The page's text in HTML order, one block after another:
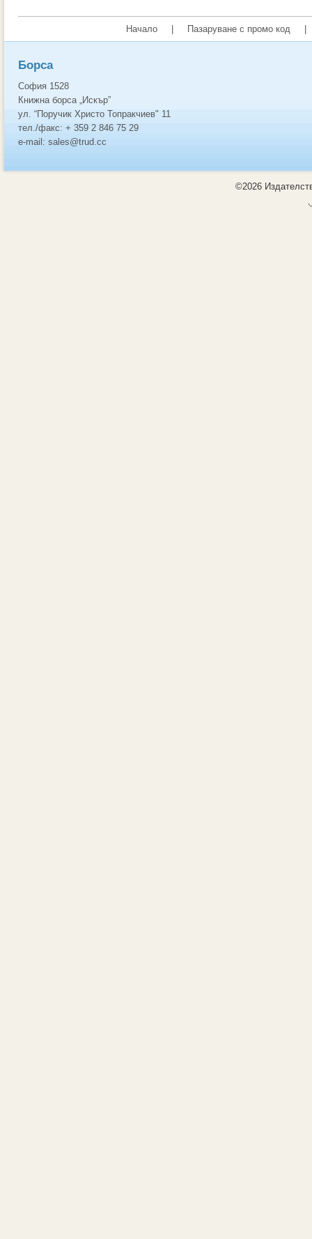
Начало Пазаруване с промо код
Борса
София 1528
Книжна борса „Искър”
ул. “Поручик Христо Топракчиев" 11
тел./факс: + 359 2 846 75 29
e-mail: sales@trud.cc
©2026